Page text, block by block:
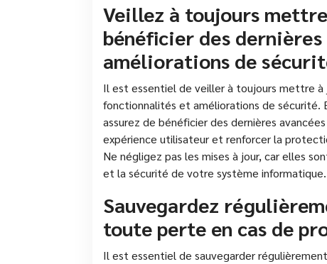
Veillez à toujours
bénéficier des
améliorations de
Il est essentiel de veiller à toujours mettre
fonctionnalités et améliorations de sécurité.
assurez de bénéficier des dernières
expérience utilisateur et renforcer la
Ne négligez pas les mises à jour, car elles
et la sécurité de votre système informatique.
Sauvegardez
toute perte en cas de
Il est essentiel de sauvegarder